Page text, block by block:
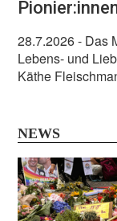
28.7.2026- Das
Lebens- und
Käthe
NEWS